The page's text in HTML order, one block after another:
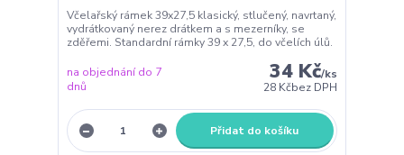
Včelařský rámek 39x27,5 klasický, stlučený, navrtaný,
vydrátkovaný nerez drátkem a s mezerníky, se
zděřemi. Standardní rámky 39 x 27,5, do včelích úlů.
34 Kč/ks
28 Kčbez DPH
na objednání do 7
dnů
Přidat do košíku